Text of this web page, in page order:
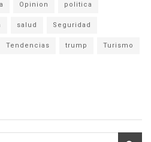
Opinion politica
salud Seguridad
Tendencias trump Turismo